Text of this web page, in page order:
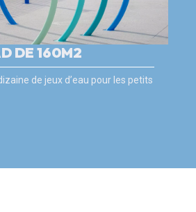
DE 160M2
de jeux d’eau pour les petits